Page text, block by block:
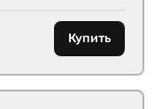
Купить